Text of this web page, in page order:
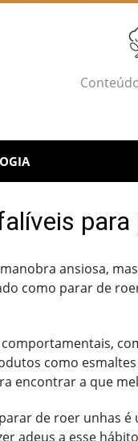
ansiosa,
como parar de
como
encontrar a que
de roer unhas
adeus a esse